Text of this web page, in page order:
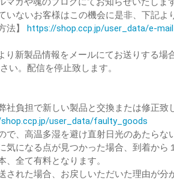
ないお客様はこの機会に是非、下記よ
法】 https://shop.ccp.jp/user_data/e-
り新製品情報をメールにてお送りする
い。配信を停止致します。
社負担で新しい製品と交換または修正致
user_data/faulty_goods
で、高温多湿を避け直射日光のあたら
気になる点が見つかった場合、到着か
全て有料となります。
された場合、お戻しいただいた理由が